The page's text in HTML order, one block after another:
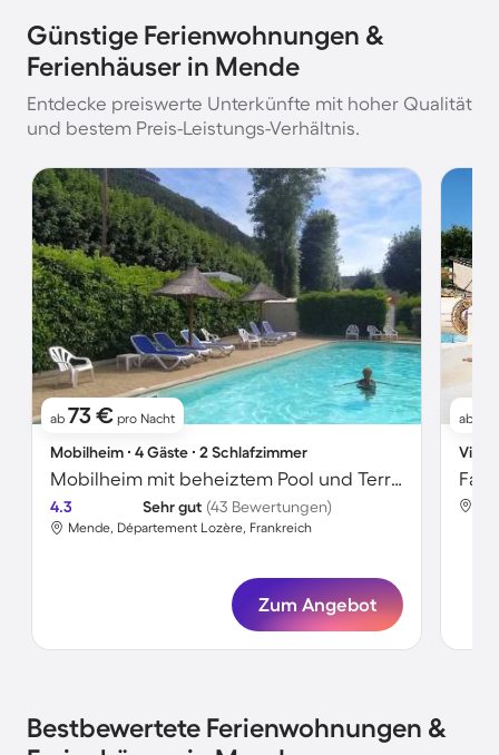
Günstige Ferienwohnungen &
Ferienhäuser in Mende
Entdecke preiswerte Unterkünfte mit hoher Qualität
und bestem Preis-Leistungs-Verhältnis.
ab 73 € pro Nacht
Mobilheim ∙ 4 Gäste ∙ 2 Schlafzimmer
Mobilheim mit beheiztem Pool und Terrasse
4.3 Sehr gut (43 Bewertungen)
Mende, Département Lozère, Frankreich
Zum Angebot
ab
Villa
Bestbewertete Ferienwohnungen &